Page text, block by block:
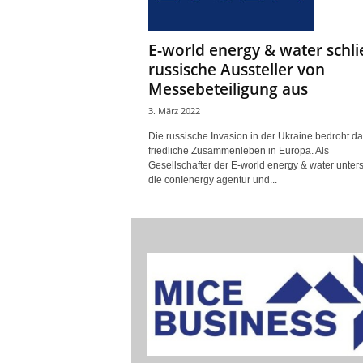
E-world energy & water
russische Aussteller von
Messebeteiligung aus
3. März 2022
Die russische Invasion in der Ukraine bedroht
friedliche Zusammenleben in Europa. Als
Gesellschafter der E-world energy & water
die conIenergy agentur und...